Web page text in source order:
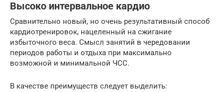
Высоко интервальное кардио
Сравнительно новый, но очень результативный способ
кардиотренировок, нацеленный на сжигание
избыточного веса. Смысл занятий в чередовании
периодов работы и отдыха при максимально
возможной и минимальной ЧСС.
В качестве преимуществ следует выделить: